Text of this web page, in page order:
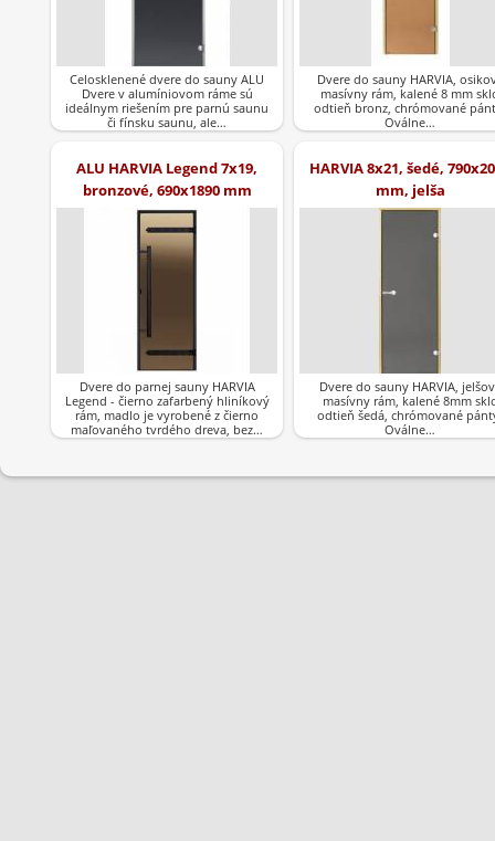
Celosklenené dvere do sauny ALU
Dvere v alumíniovom ráme sú
ideálnym riešením pre parnú saunu
či fínsku saunu, ale…
Dvere do sauny HARVIA,
masívny rám, kalené 8 mm
odtieň bronz, chrómované
Oválne…
ALU HARVIA Legend 7x19,
bronzové, 690x1890 mm
Dvere do parnej sauny HARVIA
Legend - čierno zafarbený hliníkový
rám, madlo je vyrobené z čierno
maľovaného tvrdého dreva, bez…
HARVIA 8x21, šedé,
mm, jelša
Dvere do sauny HARVIA,
masívny rám, kalené 8mm
odtieň šedá, chrómované
Oválne…